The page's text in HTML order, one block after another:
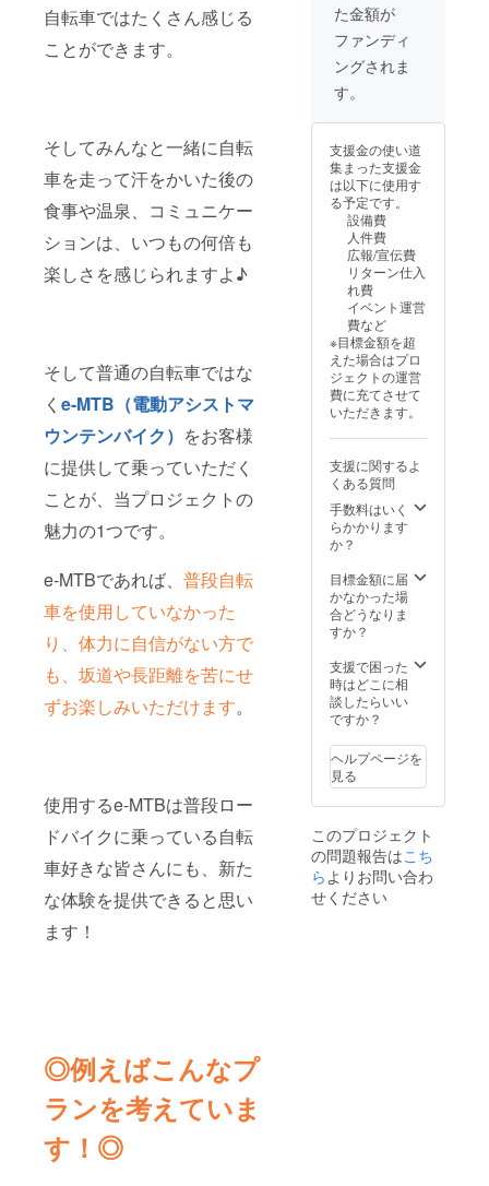
自転車ではたくさん感じる
ことができます。
そしてみんなと一緒に自転
車を走って汗をかいた後の
食事や温泉、コミュニケー
ションは、いつもの何倍も
楽しさを感じられますよ♪
そして普通の自転車ではな
く e-MTB（電動アシストマ
ウンテンバイク） をお客様
に提供して乗っていただく
ことが、当プロジェクトの
魅力の1つです。
e-MTBであれば、 普段自転
車を使用していなかった
り、体力に自信がない方で
も、坂道や長距離を苦にせ
ずお楽しみいただけます。
使用するe-MTBは普段ロー
ドバイクに乗っている自転
車好きな皆さんにも、新た
な体験を提供できると思い
ます！
◎例えばこんなプ
ランを考えていま
す！◎
た金額が
ファンディ
ングされま
す。
支援金の使い道
集まった支援金
は以下に使用す
る予定です。
設備費
人件費
広報/宣伝費
リターン仕入
れ費
イベント運営
費など
※目標金額を超
えた場合はプロ
ジェクトの運営
費に充てさせて
いただきます。
支援に関するよ
くある質問
手数料はいく
らかかります
か？
目標金額に届
かなかった場
合どうなりま
すか？
支援で困った
時はどこに相
談したらいい
ですか？
ヘルプページを
見る
このプロジェクト
の問題報告はこち
らよりお問い合わ
せください